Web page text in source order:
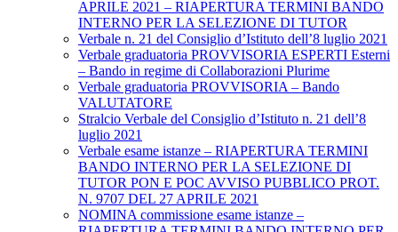
APRILE 2021 – RIAPERTURA TERMINI BANDO
INTERNO PER LA SELEZIONE DI TUTOR
Verbale n. 21 del Consiglio d’Istituto dell’8 luglio 2021
Verbale graduatoria PROVVISORIA ESPERTI Esterni
– Bando in regime di Collaborazioni Plurime
Verbale graduatoria PROVVISORIA – Bando
VALUTATORE
Stralcio Verbale del Consiglio d’Istituto n. 21 dell’8
luglio 2021
Verbale esame istanze – RIAPERTURA TERMINI
BANDO INTERNO PER LA SELEZIONE DI
TUTOR PON E POC AVVISO PUBBLICO PROT.
N. 9707 DEL 27 APRILE 2021
NOMINA commissione esame istanze –